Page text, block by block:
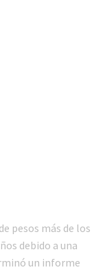
pesos más de los
debido a una
un informe